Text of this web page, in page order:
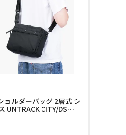
ョルダーバッグ 2層式 シ
UNTRACK CITY/DS